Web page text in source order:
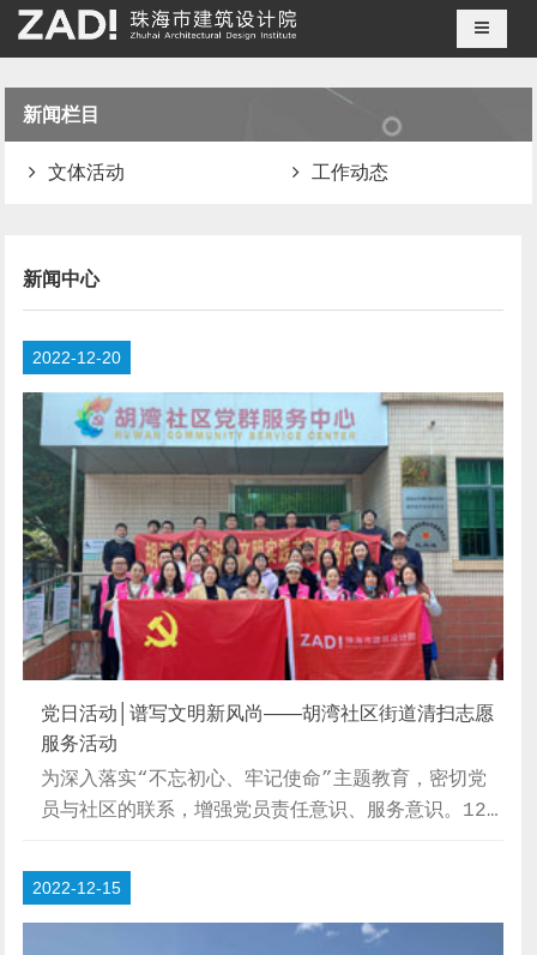
导航切
新闻中心
2022-12-20
党日活动│谱写文明新风尚——胡湾社区街道清扫志愿
服务活动
为深入落实“不忘初心、牢记使命”主题教育，密切党
员与社区的联系，增强党员责任意识、服务意识。12
党员干部、入党积极分子在香洲区胡湾社区开展胡湾社
区街道清扫志愿服务活动，积极参与的党员有30多
位。 下午2点30分，在社区工作人员的简单工作内
2022-12-15
新闻栏目
文体活动 工作动态